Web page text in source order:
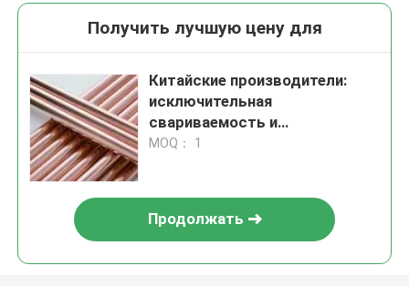
Получить лучшую цену для
Китайские производители:
исключительная
свариваемость и
формальность
MOQ： 1
Продолжать